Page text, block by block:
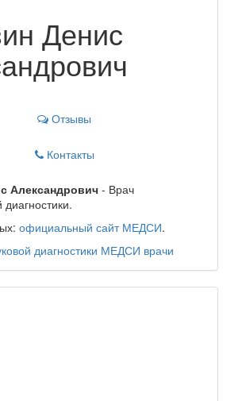
Денис
Отзывы
Контакты
Александрович - Врач
диагностики.
официальный сайт МЕДСИ.
диагностики МЕДСИ врачи